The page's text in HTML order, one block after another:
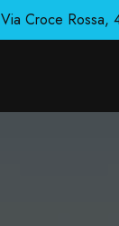
Via Croce Rossa,